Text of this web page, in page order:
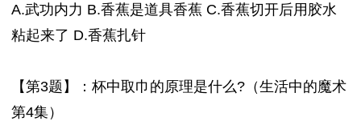
A.武功内力 B.香蕉是道具香蕉 C.香蕉切开后用胶水
粘起来了 D.香蕉扎针
【第3题】：杯中取巾的原理是什么?（生活中的魔术
第4集）